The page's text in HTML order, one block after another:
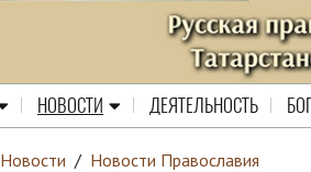
НОВОСТИ ДЕЯТЕЛЬНОСТЬ
Новости / Новости Православия